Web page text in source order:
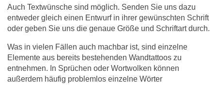
Auch Textwünsche sind möglich. Senden Sie uns dazu
entweder gleich einen Entwurf in ihrer gewünschten Schrift
oder geben Sie uns die genaue Größe und Schriftart durch.
Was in vielen Fällen auch machbar ist, sind einzelne
Elemente aus bereits bestehenden Wandtattoos zu
entnehmen. In Sprüchen oder Wortwolken können
außerdem häufig problemlos einzelne Wörter